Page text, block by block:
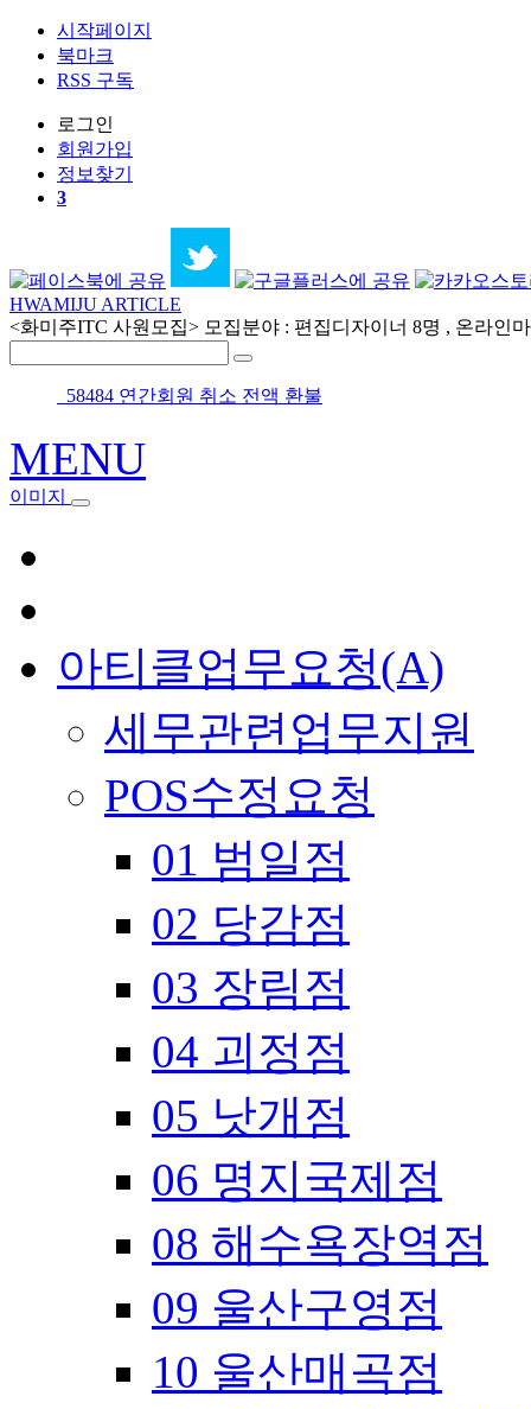
시작페이지
북마크
RSS 구독
로그인
회원 가입
정보찾기
3
HWAMIJU ARTICLE
<화미주ITC 사원모집> 모집분야 : 편집디자이너 8명 , 온라인
58484 연간회원 취소 전액 환불
MENU
이미지
아티클업무요청(A)
세무관련업무지원
POS수정요청
01 범일점
02 당감점
03 장림점
04 괴정점
05 낫개점
06 명지국제점
08 해수욕장역점
09 울산구영점
10 울산매곡점